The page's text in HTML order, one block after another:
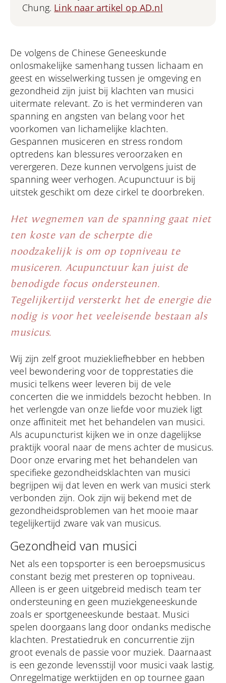
Chung. Link naar artikel op AD.nl
De volgens de Chinese Geneeskunde
onlosmakelijke samenhang tussen lichaam en
geest en wisselwerking tussen je omgeving en
gezondheid zijn juist bij klachten van musici
uitermate relevant. Zo is het verminderen van
spanning en angsten van belang voor het
voorkomen van lichamelijke klachten.
Gespannen musiceren en stress rondom
optredens kan blessures veroorzaken en
verergeren. Deze kunnen vervolgens juist de
spanning weer verhogen. Acupunctuur is bij
uitstek geschikt om deze cirkel te doorbreken.
Het wegnemen van de spanning gaat niet
ten koste van de scherpte die
noodzakelijk is om op topniveau te
musiceren. Acupunctuur kan juist de
benodigde focus ondersteunen.
Tegelijkertijd versterkt het de energie die
nodig is voor het veeleisende bestaan als
musicus.
Wij zijn zelf groot muziekliefhebber en hebben
veel bewondering voor de topprestaties die
musici telkens weer leveren bij de vele
concerten die we inmiddels bezocht hebben. In
het verlengde van onze liefde voor muziek ligt
onze affiniteit met het behandelen van musici.
Als acupuncturist kijken we in onze dagelijkse
praktijk vooral naar de mens achter de musicus.
Door onze ervaring met het behandelen van
specifieke gezondheidsklachten van musici
begrijpen wij dat leven en werk van musici sterk
verbonden zijn. Ook zijn wij bekend met de
gezondheidsproblemen van het mooie maar
tegelijkertijd zware vak van musicus.
Gezondheid van musici
Net als een topsporter is een beroepsmusicus
constant bezig met presteren op topniveau.
Alleen is er geen uitgebreid medisch team ter
ondersteuning en geen muziekgeneeskunde
zoals er sportgeneeskunde bestaat. Musici
spelen doorgaans lang door ondanks medische
klachten. Prestatiedruk en concurrentie zijn
groot evenals de passie voor muziek. Daarnaast
is een gezonde levensstijl voor musici vaak lastig.
Onregelmatige werktijden en op tournee gaan